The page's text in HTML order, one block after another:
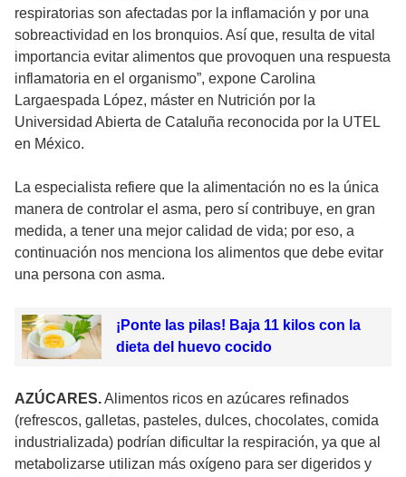
respiratorias son afectadas por la inflamación y por una
sobreactividad en los bronquios. Así que, resulta de vital
importancia evitar alimentos que provoquen una respuesta
inflamatoria en el organismo”, expone Carolina
Largaespada López, máster en Nutrición por la
Universidad Abierta de Cataluña reconocida por la UTEL
en México.
La especialista refiere que la alimentación no es la única
manera de controlar el asma, pero sí contribuye, en gran
medida, a tener una mejor calidad de vida; por eso, a
continuación nos menciona los alimentos que debe evitar
una persona con asma.
¡Ponte las pilas! Baja 11 kilos con la
dieta del huevo cocido
AZÚCARES.Alimentos ricos en azúcares refinados
(refrescos, galletas, pasteles, dulces, chocolates, comida
industrializada) podrían dificultar la respiración, ya que al
metabolizarse utilizan más oxígeno para ser digeridos y